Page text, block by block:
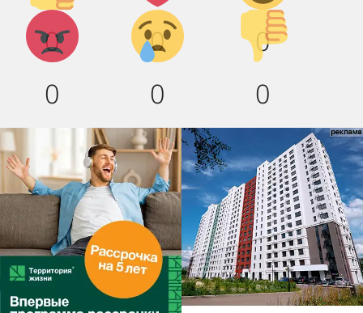
0 0 0
Агрессия!
0
Грусть
:(
0
Палец
вниз!
0